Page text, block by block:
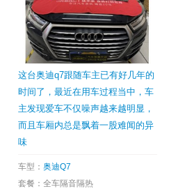
这台奥迪q7跟随车主已有好几年的
时间了，最近在用车过程当中，车
主发现爱车不仅噪声越来越明显，
而且车厢内总是飘着一股难闻的异
味
车型： 奥迪Q7
套餐：全车隔音隔热